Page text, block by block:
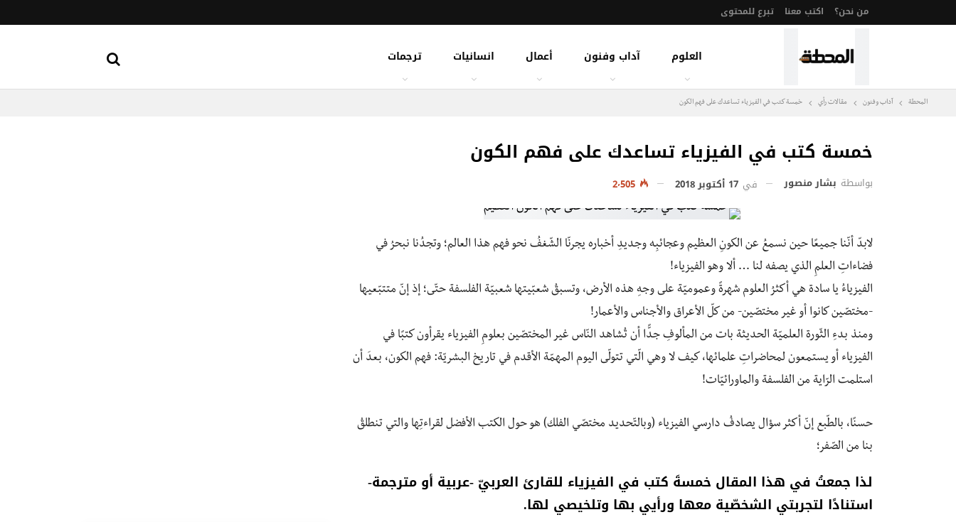
من نحن؟ اكتب معنا تبرع للمحتوى
العلوم آداب وفنون أعمال انسانيات ترجمات
المحطة آداب وفنون مقالات رأي خمسة كتب في الفيزياء تساعدك على فهم الكون
خمسة كتب في الفيزياء تساعدك على فهم الكون
بواسطة بشار منصور في 17 أكتوبر 2018
لابدّ أنّنا جميعًا حين نسمعُ عن الكونِ العظيم وعجائبِه وجديدِ أخباره يجرنّا الشّغفُ نحو فهم هذا العالم؛ وتجدُنا نبحرُ في
فضاءاتِ العلمِ الذي يصفه لنا … ألا وهو الفيزياء!
الفيزياءُ يا سادة هي أكثرُ العلوم شهرةً وعموميّة على وجهِ هذه الأرض، وتسبقُ شعبّيتها شعبيّة الفلسفة حتّى؛ إذ إنّ متتبّعيها
-مختصّين كانوا أو غير مختصّين- من كلّ الأعراق والأجناس والأعمار!
ومنذ بدءِ الثّورة العلميّة الحديثة بات من المألوفِ جدًّا أن تُشاهد النّاس غير المختصّين بعلومِ الفيزياء يقرأون كتبًا في
الفيزياء أو يستمعون لمحاضراتِ علمائها، كيف لا وهي الّتي تتولّى اليوم المهمّة الأقدم في تاريخ البشريّة: فهم الكون، بعدَ أن
استلمت الرّاية من الفلسفة والماورائيّات!
حسنًا، بالطّبع إنّ أكثر سؤال يصادفُ دارسي الفيزياء (وبالتّحديد مختصّي الفلك) هو حول الكتب الأفضل لقراءتِها والتي تنطلقُ
بنا من الصّفر؛
لذا جمعتُ في هذا المقال خمسةَ كتب في الفيزياء للقارئ العربيّ -عربية أو مترجمة-
استنادًا لتجربتي الشخصّية معها ورأيي بها وتلخيصي لها.